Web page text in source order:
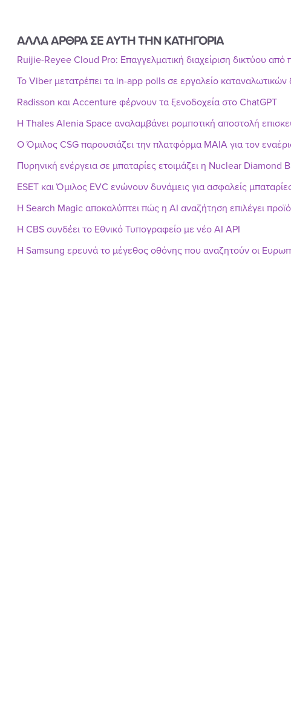
ΑΛΛΑ ΑΡΘΡΑ ΣΕ ΑΥΤΗ ΤΗΝ ΚΑΤΗΓΟΡΙΑ
Ruijie-Reyee Cloud Pro: Επαγγελματική διαχείριση δικτύου από
Το Viber μετατρέπει τα in-app polls σε εργαλείο
Radisson και Accenture φέρνουν τα ξενοδοχεία στο ChatGPT
Η Thales Alenia Space αναλαμβάνει ρομποτική αποστολή
Ο Όμιλος CSG παρουσιάζει την πλατφόρμα MAIA για τον
Πυρηνική ενέργεια σε μπαταρίες ετοιμάζει η Nuclear Diamond
ESET και Όμιλος EVC ενώνουν δυνάμεις για ασφαλείς
Η Search Magic αποκαλύπτει πώς η AI αναζήτηση επιλέγει
Η CBS συνδέει το Εθνικό Τυπογραφείο με νέο AI API
Η Samsung ερευνά το μέγεθος οθόνης που αναζητούν οι